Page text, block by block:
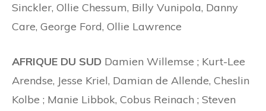
Sinckler, Ollie Chessum, Billy Vunipola, Danny
Care, George Ford, Ollie Lawrence
AFRIQUE DU SUD Damien Willemse ; Kurt-Lee
Arendse, Jesse Kriel, Damian de Allende, Cheslin
Kolbe ; Manie Libbok, Cobus Reinach ; Steven